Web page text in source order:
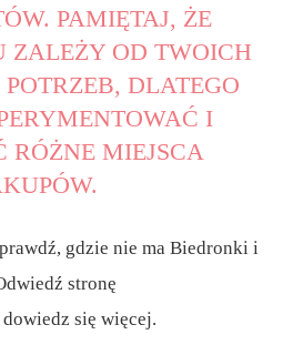
PAMIĘTAJ, ŻE
ZALEŻY OD TWOICH
DLATEGO
I
RÓŻNE MIEJSCA
gdzie nie ma Biedronki i
stronę
się więcej.